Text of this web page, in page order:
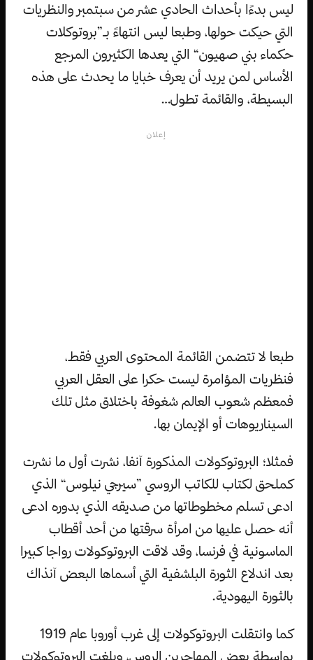
ليس بدءًا بأحداث الحادي عشر من سبتمبر والنظريات
التي حيكت حولها، وطبعا ليس انتهاءً بـ”بروتوكلات
حكماء بني صهيون“ التي يعدها الكثيرون المرجع
الأساس لمن يريد أن يعرف خبايا ما يحدث على هذه
البسيطة، والقائمة تطول…
إعلان
طبعا لا تتضمن القائمة المحتوى العربي فقط،
فنظريات المؤامرة ليست حكرا على العقل العربي
فمعظم شعوب العالم شغوفة باختلاق مثل تلك
السيناريوهات أو الإيمان بها.
فمثلا؛ البروتوكولات المذكورة آنفا، نشرت أول ما نشرت
كملحق لكتاب للكاتب الروسي ”سيرجي نيلوس“ الذي
ادعى تسلم مخطوطاتها من صديقه الذي بدوره ادعى
أنه حصل عليها من امرأة سرقتها من أحد أقطاب
الماسونية في فرنسا، وقد لاقت البروتوكولات رواجا كبيرا
بعد اندلاع الثورة البلشفية التي أسماها البعض آنذاك
بالثورة اليهودية.
كما وانتقلت البروتوكولات إلى غرب أوروبا عام 1919
بواسطة بعض المهاجرين الروس، وبلغت البروتوكولات